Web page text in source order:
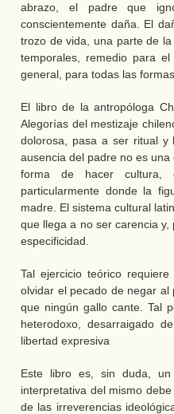
abrazo, el padre que
conscientemente daña. El
trozo de vida, una parte de
temporales, remedio para
general, para todas las
El libro de la antropóloga
Alegorías del mestizaje
dolorosa, pasa a ser ritual y
ausencia del padre no es
forma de hacer
particularmente donde la
madre. El sistema cultural
que llega a no ser carencia
especificidad.
Tal ejercicio teórico
olvidar el pecado de negar
que ningún gallo cante. Tal
heterodoxo, desarraigado
libertad expresiva
Este libro es, sin duda,
interpretativa del mismo
de las irreverencias